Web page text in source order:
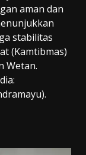
aman dan
stabilitas
(Kamtibmas)
Wetan.